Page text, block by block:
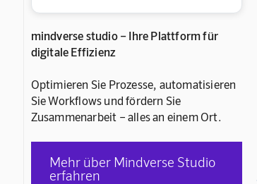
mindverse studio – Ihre Plattform für
digitale Effizienz
Optimieren Sie Prozesse, automatisieren
Sie Workflows und fördern Sie
Zusammenarbeit – alles an einem Ort.
Mehr über Mindverse Studio
erfahren